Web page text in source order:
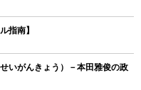
指南】
いがんきょう）－本田雅俊の政